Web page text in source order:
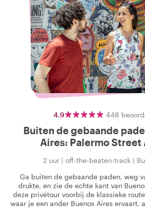
4.9 448
Buiten de gebaande
Aires: Palermo Street
2 uur | off-the-beaten-track |
Ga buiten de gebaande paden, weg
drukte, en zie de echte kant van
deze privétour voorbij de klassieke
waar je een ander Buenos Aires ervaart,